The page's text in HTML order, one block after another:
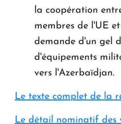
la coopération
membres de l'UE
demande d'un gel
d'équipements
vers l'Azerbaïdjan.
Le texte complet de la
Le détail nominatif des